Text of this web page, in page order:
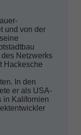
und von der
Netzwerks
Hackesche
In den
er als USA-
in Kalifornien